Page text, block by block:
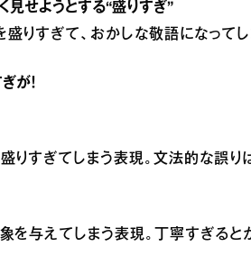
見せようとする“盛りすぎ”
りすぎて、おかしな敬語になってし
が！
りすぎてしまう表現。文法的な誤り
を与えてしまう表現。丁寧すぎると